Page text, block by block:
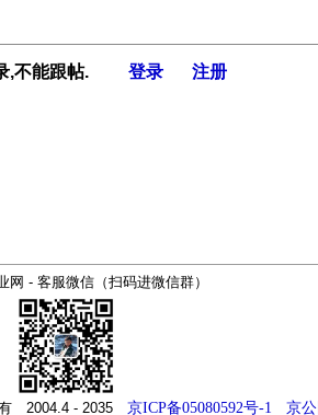
,不能跟帖. 登录 注册
网 - 客服微信（扫码进微信群）
2004.4 - 2035 京ICP备05080592号-1 京公